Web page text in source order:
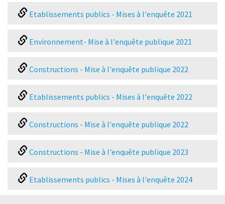
Etablissements publics - Mises à l'enquête 2021
Environnement- Mise à l'enquête publique 2021
Constructions - Mise à l'enquête publique 2022
Etablissements publics - Mises à l'enquête 2022
Constructions - Mise à l'enquête publique 2022
Constructions - Mise à l'enquête publique 2023
Etablissements publics - Mises à l'enquête 2024